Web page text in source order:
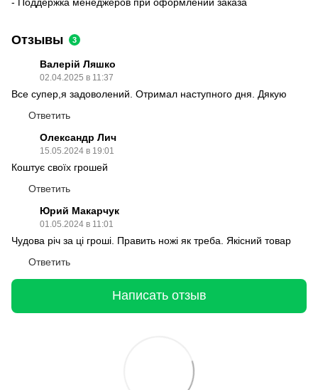
Отзывы 3
Валерій Ляшко
02.04.2025 в 11:37
Все супер,я задоволений. Отримал наступного дня. Дякую
Ответить
Олександр Лич
15.05.2024 в 19:01
Коштує своїх грошей
Ответить
Юрий Макарчук
01.05.2024 в 11:01
Чудова річ за ці гроші. Править ножі як треба. Якісний товар
Ответить
Написать отзыв